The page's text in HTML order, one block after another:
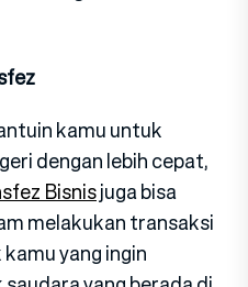
kamu untuk
dengan lebih cepat,
Bisnisjuga bisa
melakukan transaksi
yang ingin